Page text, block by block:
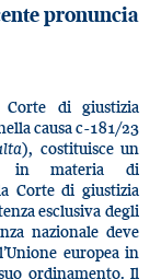
pronuncia
Corte di giustizia
causa c-181/23
), costituisce un
in materia di
Corte di giustizia
esclusiva degli
nazionale deve
europea in
ordinamento. Il